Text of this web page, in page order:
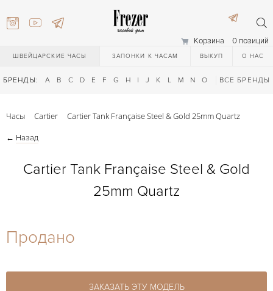
Корзина 0 позиций
ШВЕЙЦАРСКИЕ ЧАСЫ ЗАПОНКИ К ЧАСАМ ВЫКУП О НАС
БРЕНДЫ: A B C D E F G H I J K L M N O Q R S T
ВСЕ БРЕНДЫ
27-44
Часы Cartier Cartier Tank Française Steel & Gold 25mm Quartz
← Назад
Cartier Tank Française Steel & Gold
25mm Quartz
Продано
ЗАКАЗАТЬ ЭТУ МОДЕЛЬ